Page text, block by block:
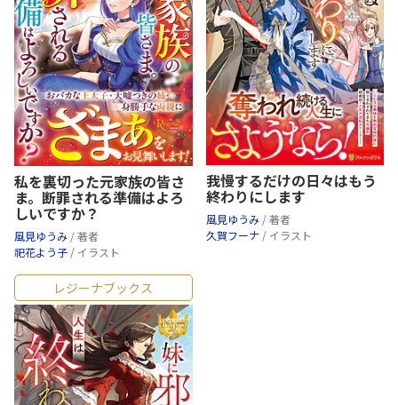
私を裏切った元家族の皆さ
ま。断罪される準備はよろ
しいですか？
風見ゆうみ / 著者
祀花よう子 / イラスト
我慢するだけの日々はもう
終わりにします
風見ゆうみ / 著者
久賀フーナ / イラスト
レジーナブックス